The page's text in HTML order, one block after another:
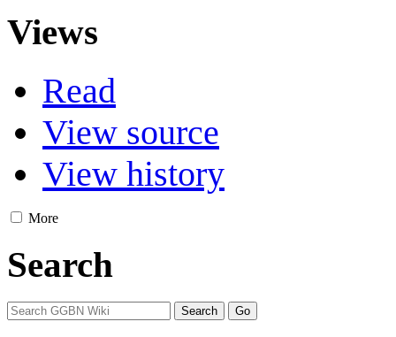
Views
Read
View source
View history
More
Search